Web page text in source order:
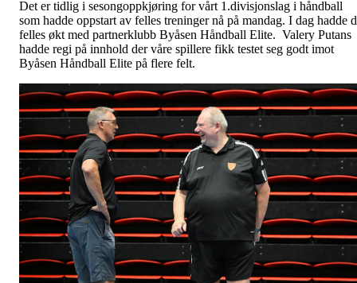
Det er tidlig i sesongoppkjøring for vårt 1.divisjonslag i håndball
som hadde oppstart av felles treninger nå på mandag. I dag hadde
felles økt med partnerklubb Byåsen Håndball Elite. Valery Putans
hadde regi på innhold der våre spillere fikk testet seg godt imot
Byåsen Håndball Elite på flere felt.